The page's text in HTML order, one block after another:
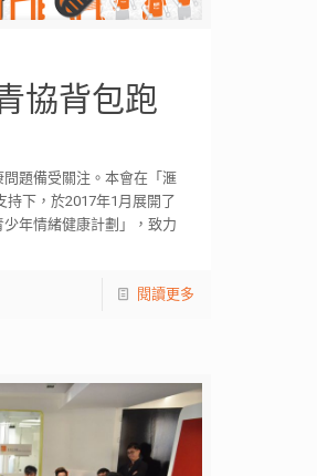
協背包跑
題備受關注。本會在「滙
持下，於2017年1月展開了
少年情緒健康計劃」，致力
閱讀更多